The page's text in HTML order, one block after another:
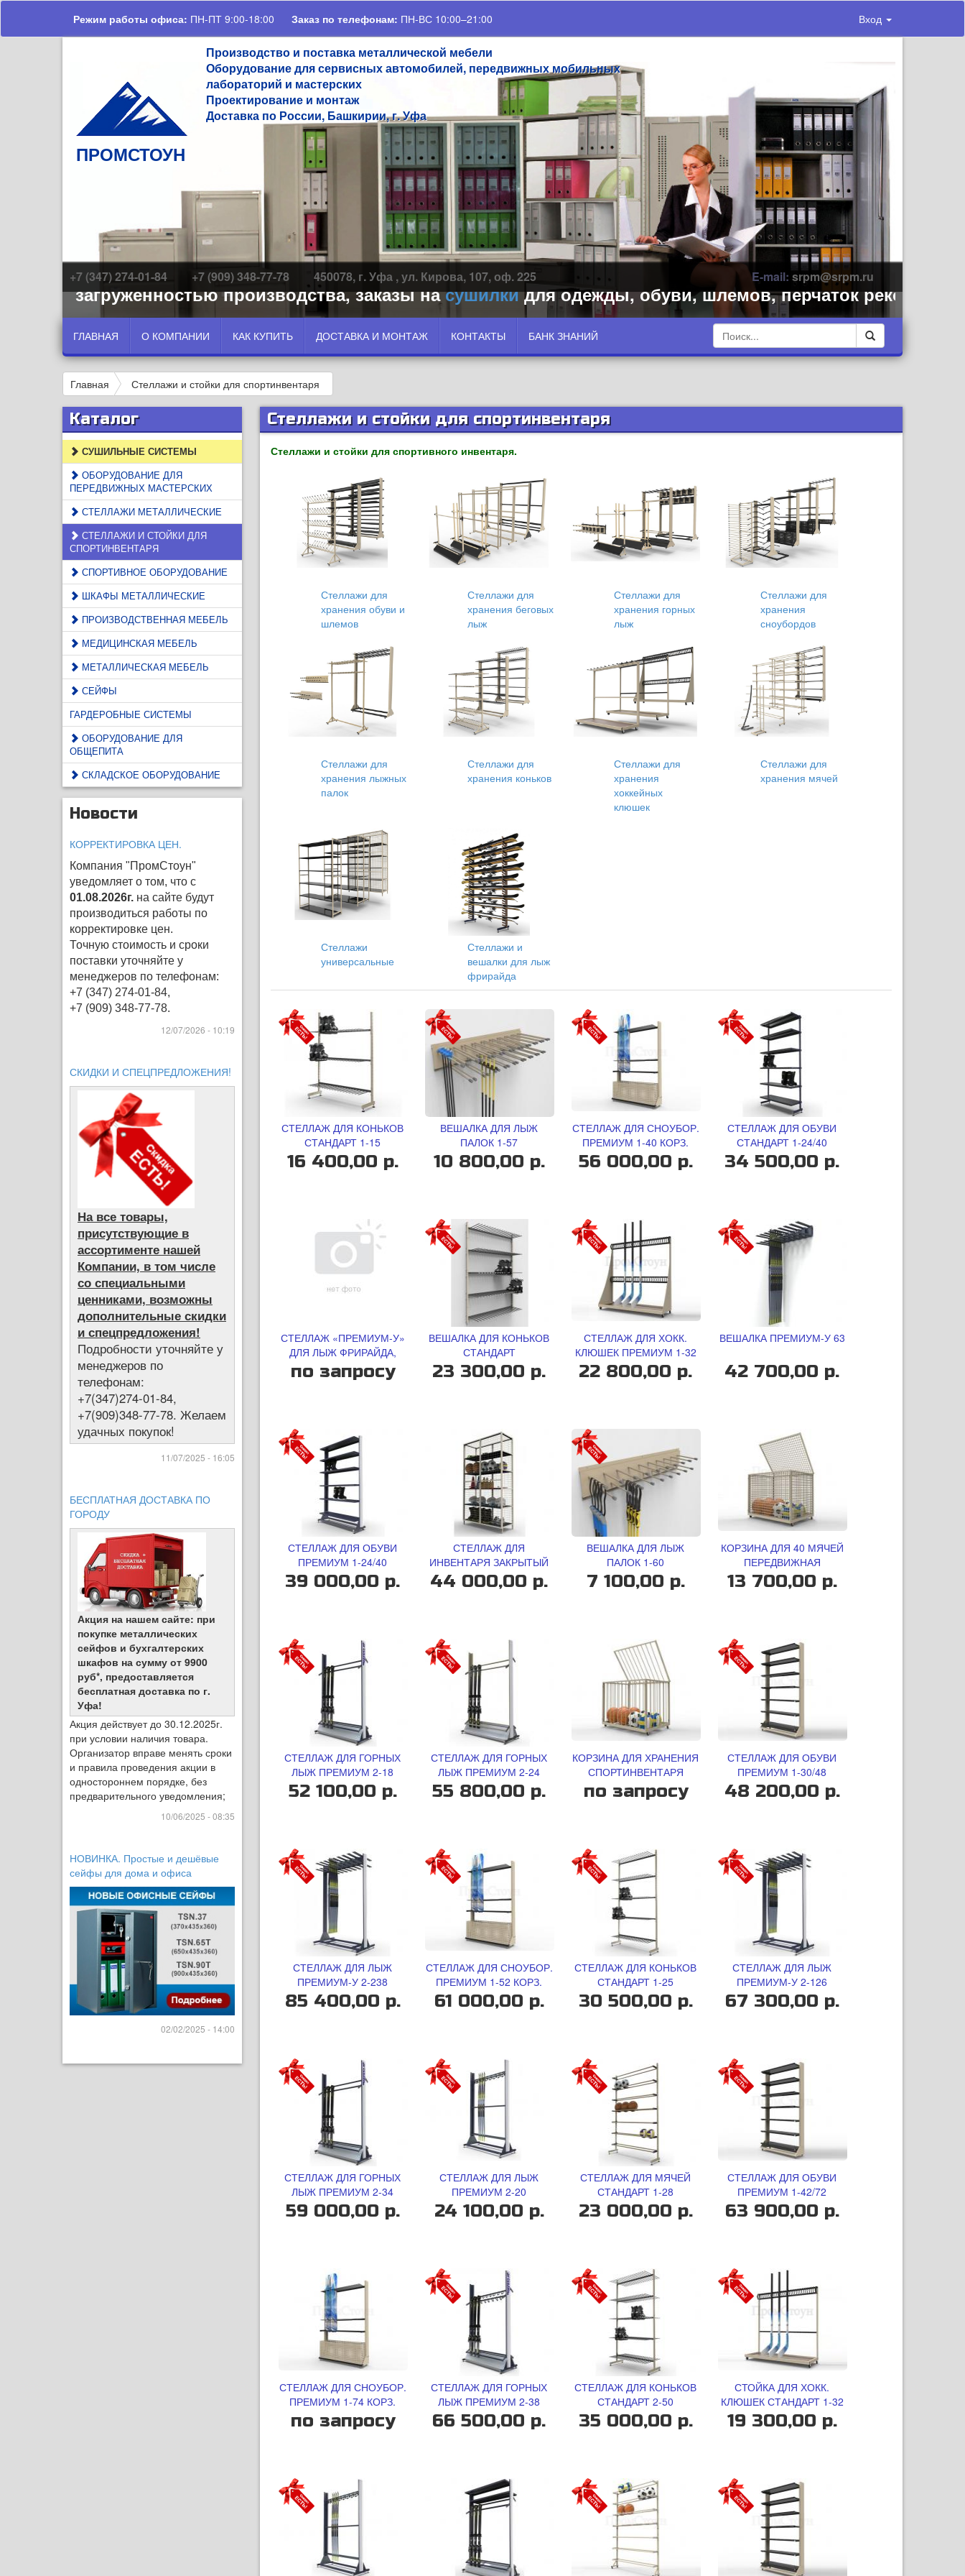
Режим работы офиса: ПН-ПТ 9:00-18:00 Заказ по телефонам: ПН-ВС 10:00–21:00 Вход
ПРОМСТОУН
Производство и поставка металлической мебели
Оборудование для сервисных автомобилей, передвижных мобильных
лабораторий и мастерских
Проектирование и монтаж
Доставка по России, Башкирии, г. Уфа
E-mail: srpm@srpm.ru
+7 (347) 274-01-84 +7 (909) 348-77-78 450078, г. Уфа , ул. Кирова, 107, оф. 225
и загруженностью производства, заказы насушилкидля одежды, обуви, шлемов, перчаток рекомендуем
ГЛАВНАЯ О КОМПАНИИ КАК КУПИТЬ ДОСТАВКА И МОНТАЖ КОНТАКТЫ БАНК ЗНАНИЙ
Главная Стеллажи и стойки для спортинвентаря
Каталог
СУШИЛЬНЫЕ СИСТЕМЫ
ОБОРУДОВАНИЕ ДЛЯ
ПЕРЕДВИЖНЫХ МАСТЕРСКИХ
СТЕЛЛАЖИ МЕТАЛЛИЧЕСКИЕ
СТЕЛЛАЖИ И СТОЙКИ ДЛЯ
СПОРТИНВЕНТАРЯ
СПОРТИВНОЕ ОБОРУДОВАНИЕ
ШКАФЫ МЕТАЛЛИЧЕСКИЕ
ПРОИЗВОДСТВЕННАЯ МЕБЕЛЬ
МЕДИЦИНСКАЯ МЕБЕЛЬ
МЕТАЛЛИЧЕСКАЯ МЕБЕЛЬ
СЕЙФЫ
ГАРДЕРОБНЫЕ СИСТЕМЫ
ОБОРУДОВАНИЕ ДЛЯ
ОБЩЕПИТА
СКЛАДСКОЕ ОБОРУДОВАНИЕ
Новости
КОРРЕКТИРОВКА ЦЕН.
Компания "ПромСтоун"
уведомляет о том, что с
01.08.2026г. на сайте будут
производиться работы по
корректировке цен.
Точную стоимость и сроки
поставки уточняйте у
менеджеров по телефонам:
+7 (347) 274-01-84,
+7 (909) 348-77-78.
12/07/2026 - 10:19
СКИДКИ И СПЕЦПРЕДЛОЖЕНИЯ!
На все товары,
присутствующие в
ассортименте нашей
Компании, в том числе
со специальными
ценниками, возможны
дополнительные скидки
и спецпредложения!
Подробности уточняйте у
менеджеров по
телефонам:
+7(347)274-01-84,
+7(909)348-77-78. Желаем
удачных покупок!
11/07/2025 - 16:05
БЕСПЛАТНАЯ ДОСТАВКА ПО
ГОРОДУ
Акция на нашем сайте: при
покупке металлических
сейфов и бухгалтерских
шкафов на сумму от 9900
руб*, предоставляется
бесплатная доставка по г.
Уфа!
Акция действует до 30.12.2025г.
при условии наличия товара.
Организатор вправе менять сроки
и правила проведения акции в
одностороннем порядке, без
предварительного уведомления;
10/06/2025 - 08:35
НОВИНКА. Простые и дешёвые
сейфы для дома и офиса
02/02/2025 - 14:00
Стеллажи и стойки для спортинвентаря
Стеллажи и стойки для спортивного инвентаря.
Стеллажи для
хранения обуви и
шлемов
Стеллажи для
хранения беговых
лыж
Стеллажи для
хранения горных
лыж
Стеллажи для
хранения
сноубордов
Стеллажи для
хранения лыжных
палок
Стеллажи для
хранения коньков
Стеллажи для
хранения
хоккейных
клюшек
Стеллажи для
хранения мячей
Стеллажи
универсальные
Стеллажи и
вешалки для лыж
фрирайда
СТЕЛЛАЖ ДЛЯ КОНЬКОВ
СТАНДАРТ 1-15
16 400,00 р.
ВЕШАЛКА ДЛЯ ЛЫЖ
ПАЛОК 1-57
10 800,00 р.
СТЕЛЛАЖ ДЛЯ СНОУБОР.
ПРЕМИУМ 1-40 КОРЗ.
56 000,00 р.
СТЕЛЛАЖ ДЛЯ ОБУВИ
СТАНДАРТ 1-24/40
34 500,00 р.
СТЕЛЛАЖ «ПРЕМИУМ-У»
ДЛЯ ЛЫЖ ФРИРАЙДА,
ДВУХСТОРОННИЙ.
по запросу
ВЕШАЛКА ДЛЯ КОНЬКОВ
СТАНДАРТ
23 300,00 р.
СТЕЛЛАЖ ДЛЯ ХОКК.
КЛЮШЕК ПРЕМИУМ 1-32
22 800,00 р.
ВЕШАЛКА ПРЕМИУМ-У 63
42 700,00 р.
СТЕЛЛАЖ ДЛЯ ОБУВИ
ПРЕМИУМ 1-24/40
39 000,00 р.
СТЕЛЛАЖ ДЛЯ
ИНВЕНТАРЯ ЗАКРЫТЫЙ
44 000,00 р.
ВЕШАЛКА ДЛЯ ЛЫЖ
ПАЛОК 1-60
7 100,00 р.
КОРЗИНА ДЛЯ 40 МЯЧЕЙ
ПЕРЕДВИЖНАЯ
13 700,00 р.
СТЕЛЛАЖ ДЛЯ ГОРНЫХ
ЛЫЖ ПРЕМИУМ 2-18
52 100,00 р.
СТЕЛЛАЖ ДЛЯ ГОРНЫХ
ЛЫЖ ПРЕМИУМ 2-24
55 800,00 р.
КОРЗИНА ДЛЯ ХРАНЕНИЯ
СПОРТИНВЕНТАРЯ
по запросу
СТЕЛЛАЖ ДЛЯ ОБУВИ
ПРЕМИУМ 1-30/48
48 200,00 р.
СТЕЛЛАЖ ДЛЯ ЛЫЖ
ПРЕМИУМ-У 2-238
85 400,00 р.
СТЕЛЛАЖ ДЛЯ СНОУБОР.
ПРЕМИУМ 1-52 КОРЗ.
61 000,00 р.
СТЕЛЛАЖ ДЛЯ КОНЬКОВ
СТАНДАРТ 1-25
30 500,00 р.
СТЕЛЛАЖ ДЛЯ ЛЫЖ
ПРЕМИУМ-У 2-126
67 300,00 р.
СТЕЛЛАЖ ДЛЯ ГОРНЫХ
ЛЫЖ ПРЕМИУМ 2-34
59 000,00 р.
СТЕЛЛАЖ ДЛЯ ЛЫЖ
ПРЕМИУМ 2-20
24 100,00 р.
СТЕЛЛАЖ ДЛЯ МЯЧЕЙ
СТАНДАРТ 1-28
23 000,00 р.
СТЕЛЛАЖ ДЛЯ ОБУВИ
ПРЕМИУМ 1-42/72
63 900,00 р.
СТЕЛЛАЖ ДЛЯ СНОУБОР.
ПРЕМИУМ 1-74 КОРЗ.
по запросу
СТЕЛЛАЖ ДЛЯ ГОРНЫХ
ЛЫЖ ПРЕМИУМ 2-38
66 500,00 р.
СТЕЛЛАЖ ДЛЯ КОНЬКОВ
СТАНДАРТ 2-50
35 000,00 р.
СТОЙКА ДЛЯ ХОКК.
КЛЮШЕК СТАНДАРТ 1-32
19 300,00 р.